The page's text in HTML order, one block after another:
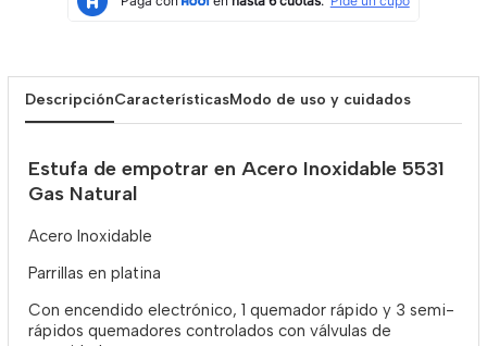
DescripciónCaracterísticasModo de uso y cuidados
Estufa de empotrar en Acero Inoxidable 5531
Gas Natural
Acero Inoxidable
Parrillas en platina
Con encendido electrónico, 1 quemador rápido y 3 semi-
rápidos quemadores controlados con válvulas de